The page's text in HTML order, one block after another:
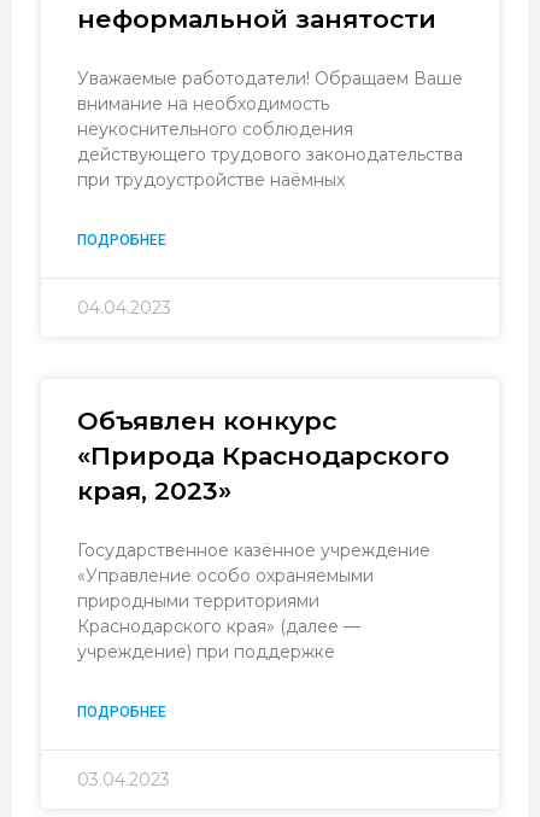
неформальной занятости
Уважаемые работодатели! Обращаем Ваше
внимание на необходимость
неукоснительного соблюдения
действующего трудового законодательства
при трудоустройстве наёмных
ПОДРОБНЕЕ
04.04.2023
Объявлен конкурс
«Природа Краснодарского
края, 2023»
Государственное казённое учреждение
«Управление особо охраняемыми
природными территориями
Краснодарского края» (далее —
учреждение) при поддержке
ПОДРОБНЕЕ
03.04.2023